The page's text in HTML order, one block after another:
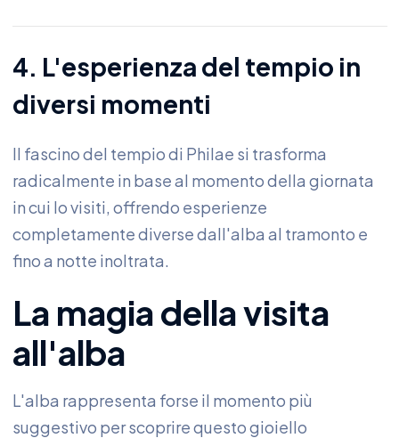
4. L'esperienza del tempio in
diversi momenti
Il fascino del tempio di Philae si trasforma
radicalmente in base al momento della giornata
in cui lo visiti, offrendo esperienze
completamente diverse dall'alba al tramonto e
fino a notte inoltrata.
La magia della visita
all'alba
L'alba rappresenta forse il momento più
suggestivo per scoprire questo gioiello